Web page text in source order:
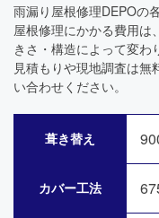
雨漏り屋根修理DEPOの
屋根修理にかかる費用は
きさ・構造によって変わ
見積もりや現地調査は
い合わせください。
葺き替え
カバー工法